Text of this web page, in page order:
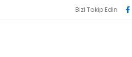
Bizi Takip Edin